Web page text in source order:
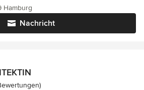
Nachricht
Hamburg
5 von 5 Sternen